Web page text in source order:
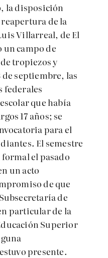
la disposición
de la
Villarreal, de El
campo de
tropiezos y
de septiembre, las
federales
que había
17 años; se
para el
El semestre
el pasado
un acto
de que
de
particular de la
Superior
presente.